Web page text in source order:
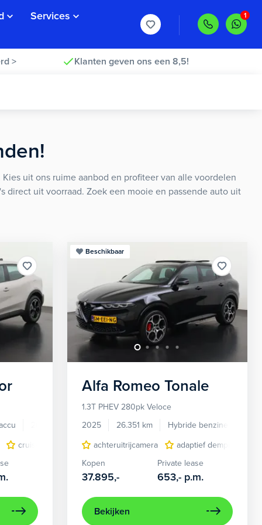
Services
> Klanten geven ons een 8,5!
uit ons ruime aanbod en profiteer van alle voordelen
direct uit voorraad. Zoek een mooie en passende auto uit
velgen 5-spaaks 18"
volledig digitaal
16.635 km
cruise control adaptief LED koplampen
lichtmetalen
Beschikbaar
Alfa Romeo Tonale
1.3T PHEV 280pk Veloce
2025
26.351 km Hybride benzine
achteruitrijcamera
adaptief demping
Kopen
37.895,-
Private lease
653,- p.m.
Bekijken